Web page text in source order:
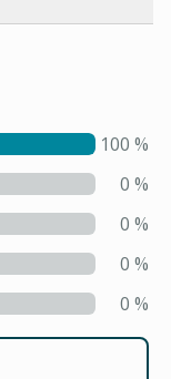
100 %
0 %
0 %
0 %
0 %